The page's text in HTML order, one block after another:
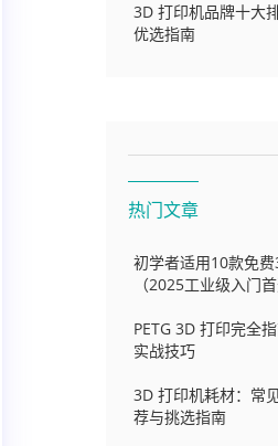
3D 打印机品牌十大
优选指南
热门文章
初学者适用10款免
（2025工业级入门首
PETG 3D 打印完全
实战技巧
3D 打印机耗材：常
荐与挑选指南